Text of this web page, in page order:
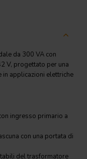
da 300 VA con
V, progettato per una
applicazioni elettriche
ingresso primario a
con una portata di
del trasformatore